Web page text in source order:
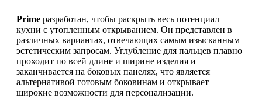
Prime разработан, чтобы раскрыть весь потенциал
кухни с утопленным открыванием. Он представлен в
различных вариантах, отвечающих самым изысканным
эстетическим запросам. Углубление для пальцев плавно
проходит по всей длине и ширине изделия и
заканчивается на боковых панелях, что является
альтернативой готовым боковинам и открывает
широкие возможности для персонализации.